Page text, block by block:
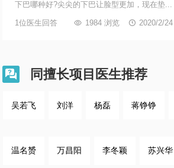
下巴哪种好?尖尖的下巴让脸型更加，现在垫...
1位医生回答  1984 浏览  2020/2/
 同擅长项目医生推荐
吴若飞 刘洋 杨磊 蒋铮铮
温名赟 万昌阳 李冬颖 苏兴华